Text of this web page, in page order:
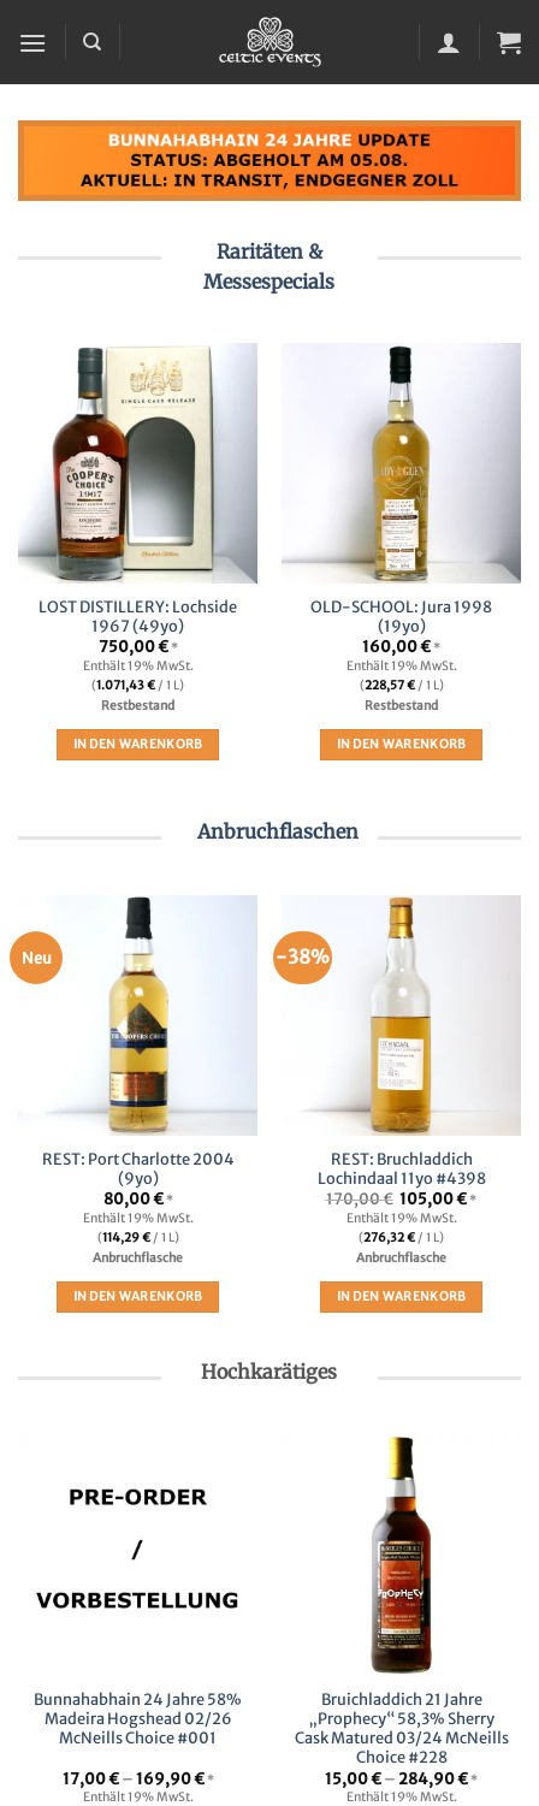
Inhalt
Raritäten &
Messespecials
LOST DISTILLERY: Lochside
1967 (49yo)
750,00€ *
Enthält 19% MwSt.
(1.071,43€ / 1 L)
Restbestand
IN DEN WARENKORB
OLD-SCHOOL: Jura 1998
(19yo)
160,00€ *
Enthält 19% MwSt.
(228,57€/ 1 L)
Restbestand
IN DEN WARENKORB
Anbruchflaschen
Neu
REST: Port Charlotte 2004
(9yo)
80,00€ *
Enthält 19% MwSt.
(114,29€/ 1 L)
Anbruchflasche
IN DEN WARENKORB
-38%
REST: Bruchladdich
Lochindaal 11yo #4398
170,00€ Ursprünglicher
Preis
war:
170,00 €
105,00€Aktueller
*
Enthält 19% MwSt.
(276,32€ / 1 L)
Anbruchflasche
IN DEN WARENKORB
Hochkarätiges
Bunnahabhain 24 Jahre 58%
Madeira Hogshead 02/26
McNeills Choice #001
17,00€ –169,90€Preisspanne:
17,00 €
*
Enthält 19% MwSt.
Bruichladdich 21 Jahre
„Prophecy“ 58,3% Sherry
Cask Matured 03/24 McNeills
Choice #228
15,00€– 284,90€
15,00 €
*
Enthält 19% MwSt.